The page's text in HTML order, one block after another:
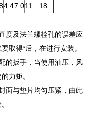
4.47.011 18
度及法兰螺栓孔的误差应
取得*后，在进行安装。
的扳手，当使用油压，风
力矩。
面与垫片均匀压紧，由此